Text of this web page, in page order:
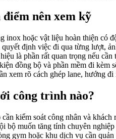
nên xem kỹ
inox hoặc vật liệu hoàn thiện có
định việc đi qua từng lượt,
là phần rất quan trọng nếu
đồng bộ và phần mềm đi kèm
xem rõ cách ghép lane, hướng
công trình nào?
kiểm soát công nhân và khách
bộ muốn tăng tính chuyên
gym hoặc khu dịch vụ cần